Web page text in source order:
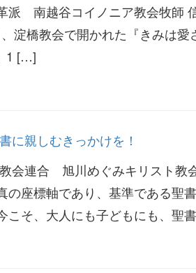
派 南越谷コイノニア教会牧師
淀橋教会で開かれた『きみは愛
1 […]
に親しむきっかけを！
会連合 旭川めぐみキリスト教
の座標軸であり、基準である聖
こそ、大人にも子どもにも、聖